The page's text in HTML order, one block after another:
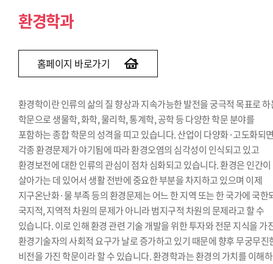
환경학과
홈페이지 바로가기
환경학이란 인류의 삶의 질 향상과 지속가능한 발전을 궁극적 목표로
학문으로 생물학, 화학, 물리학, 통계학, 공학 등 다양한 학문 분야를
포함하는 종합 학문의 성격을 띠고 있습니다. 산업이 다양화·고도화되
각종 환경문제가 야기됨에 따라 환경오염의 심각성이 인식되고 있고
환경보전에 대한 인류의 관심이 점차 심화되고 있습니다. 환경은 인간이
살아가는 데 있어서 생활 전반에 중요한 부분을 차지하고 있으며 이제
지구온난화·물 부족 등의 환경문제는 어느 한 지역 또는 한 국가에 국한
국지적, 지역적 차원의 문제가 아니라 범지구적 차원의 문제라고 할 수
있습니다. 이로 인해 환경 관련 기술 개발을 위한 투자와 전문 지식을 가
환경기술자의 사회적 요구가 날로 증가하고 있기 때문에 향후 무궁무진
비전을 가진 학문이라 할 수 있습니다. 환경학과는 환경의 가치를 이해